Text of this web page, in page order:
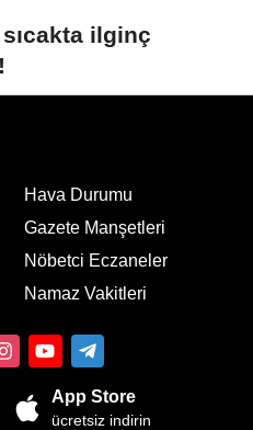
ilginç
Hava Durumu
Gazete Manşetleri
Nöbetci Eczaneler
Namaz Vakitleri
App Store
ücretsiz indirin